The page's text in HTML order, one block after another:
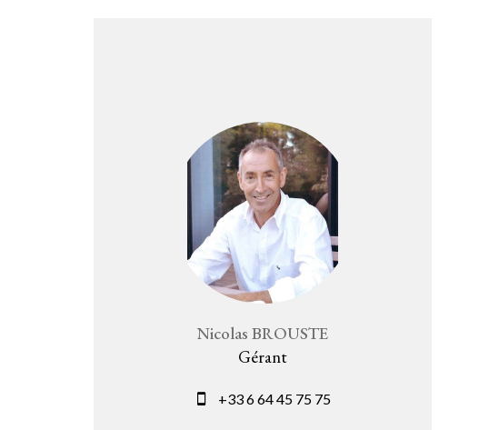
Nicolas BROUSTE
Gérant
+33 6 64 45 75 75